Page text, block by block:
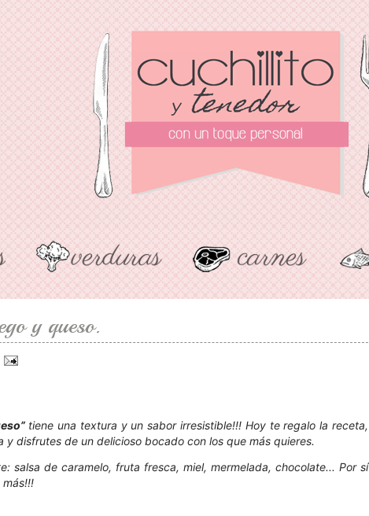
y queso.
tiene una textura y un sabor irresistible!!! Hoy te regalo la receta,
y disfrutes de un delicioso bocado con los que más quieres.
salsa de caramelo, fruta fresca, miel, mermelada, chocolate... Por sí